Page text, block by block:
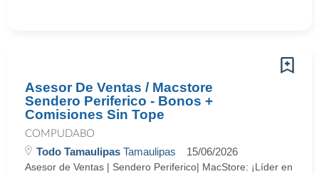
Asesor De Ventas / Macstore
Sendero Periferico - Bonos +
Comisiones Sin Tope
COMPUDABO
Todo Tamaulipas Tamaulipas 15/06/2026
Asesor de Ventas | Sendero Periferico| MacStore: ¡Líder en